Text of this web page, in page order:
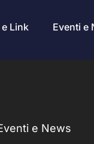
Link Eventi e
e News